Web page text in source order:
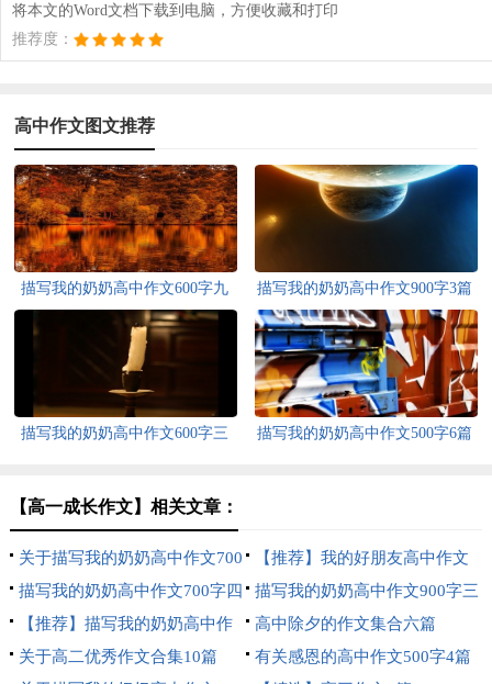
将本文的Word文档下载到电脑，方便收藏和打印
推荐度：
高中作文图文推荐
描写我的奶奶高中作文600字九
篇
描写我的奶奶高中作文900字3篇
描写我的奶奶高中作文600字三
描写我的奶奶高中作文500字6篇
【高一成长作文】相关文章：
关于描写我的奶奶高中作文700
字三篇
【推荐】我的好朋友高中作文
400字4篇
描写我的奶奶高中作文700字四
篇
描写我的奶奶高中作文900字三
篇
【推荐】描写我的奶奶高中作
文700字四篇
高中除夕的作文集合六篇
关于高二优秀作文合集10篇
有关感恩的高中作文500字4篇